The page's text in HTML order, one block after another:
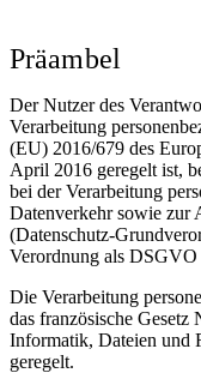
Präambel
Der Nutzer des
Verarbeitung
(EU) 2016/679 des
April 2016 geregelt ist,
bei der Verarbeitung
Datenverkehr sowie zur
(Datenschutz-
Verordnung als DSGVO
Die Verarbeitung
das französische Gesetz
Informatik, Dateien und
geregelt.